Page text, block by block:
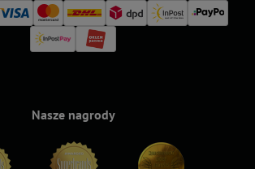
Nasze nagrody